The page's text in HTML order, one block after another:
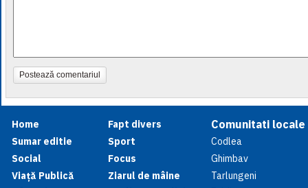
Postează comentariul
Home
Sumar editie
Social
Viață Publică
Fapt divers
Sport
Focus
Ziarul de mâine
Comunitati locale
Codlea
Ghimbav
Tarlungeni